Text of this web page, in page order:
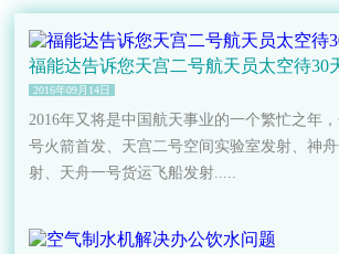
福能达告诉您天宫二号航天员太空待30
2016年09月14日
2016年又将是中国航天事业的一个繁忙之年
号火箭首发、天宫二号空间实验室发射、神
射、天舟一号货运飞船发射.....